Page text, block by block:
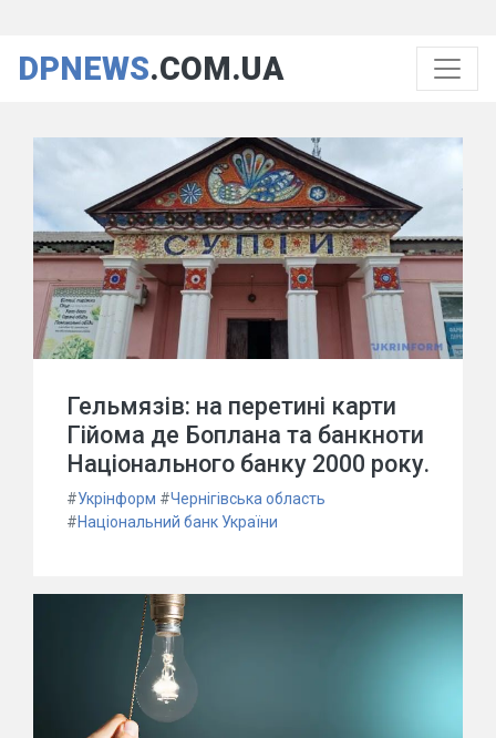
DPNEWS.COM.UA
Гельмязів: на перетині карти
Гійома де Боплана та банкноти
Національного банку 2000 року.
#Укрінформ #Чернігівська область
#Національний банк України